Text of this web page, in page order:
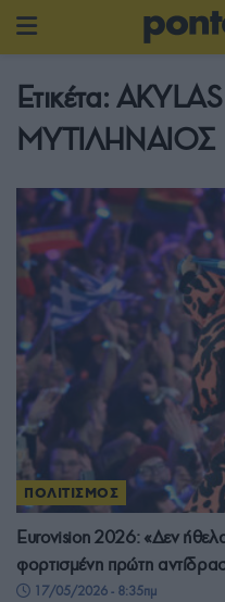
Ετικέτα:
ΜΥΤΙΛΗΝΑΙΟΣ
ΠΟΛΙΤΙΣΜΟΣ
Eurovision 2026: «Δεν
φορτισμένη πρώτη
17/05/2026 - 8:35πμ